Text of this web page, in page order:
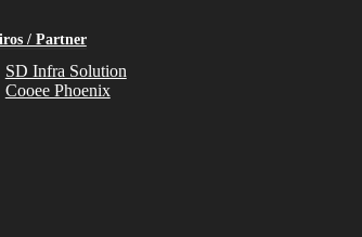
/ Partner
SD Infra Solution
Cooee Phoenix